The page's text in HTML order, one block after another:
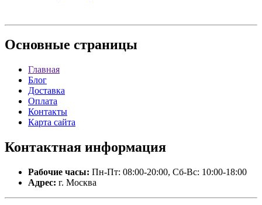
Основные страницы
Главная
Блог
Доставка
Оплата
Контакты
Карта сайта
Контактная информация
Рабочие часы: Пн-Пт: 08:00-20:00, Сб-Вс: 10:00-18:00
Адрес: г. Москва